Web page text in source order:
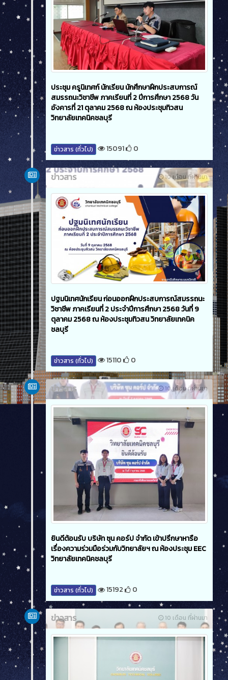
ประชุม ครูนิเทศก์ นักเรียน นักศึกษาฝึกประสบการณ์
สมรรถนะวิชาชีพ ภาคเรียนที่ 2 ปีการศึกษา 2568 วัน
อังคารที่ 21 ตุลาคม 2568 ณ ห้องประชุมทิวสน
วิทยาลัยเทคนิคชลบุรี
ข่าวสาร (ทั่วไป) 15091 0
10 เดือน ที่ผ่านมา
ข่าวสาร
ปฐมนิเทศนักเรียน ก่อนออกฝึกประสบการณ์สมรรถนะ
วิชาชีพ ภาคเรียนที่ 2 ประจำปีการศึกษา 2568 วันที่ 9
ตุลาคม 2568 ณ ห้องประชุมทิวสน วิทยาลัยเทคนิค
ชลบุรี
ข่าวสาร (ทั่วไป) 15110 0
10 เดือน ที่ผ่านมา
ข่าวสาร
ยินดีต้อนรับ บริษัท ซุน คอร์ป จำกัด เข้าปรึกษาหารือ
เรื่องความร่วมมือร่วมกับวิทยาลัยฯ ณ ห้องประชุม EEC
วิทยาลัยเทคนิคชลบุรี
ข่าวสาร (ทั่วไป) 15192 0
10 เดือน ที่ผ่านมา
ข่าวสาร